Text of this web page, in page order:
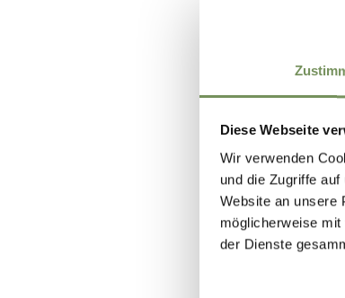
Diese Webseite
Wir verwenden
und die Zugriffe
Website an unsere
möglicherweise
der Dienste